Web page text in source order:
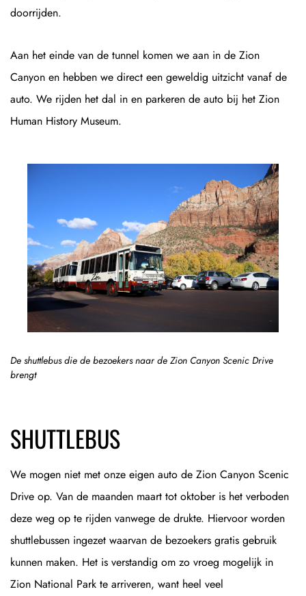
doorrijden.
Aan het einde van de tunnel komen we aan in de Zion
Canyon en hebben we direct een geweldig uitzicht vanaf de
auto. We rijden het dal in en parkeren de auto bij het Zion
Human History Museum.
De shuttlebus die de bezoekers naar de Zion Canyon Scenic Drive
brengt
SHUTTLEBUS
We mogen niet met onze eigen auto de Zion Canyon Scenic
Drive op. Van de maanden maart tot oktober is het verboden
deze weg op te rijden vanwege de drukte. Hiervoor worden
shuttlebussen ingezet waarvan de bezoekers gratis gebruik
kunnen maken. Het is verstandig om zo vroeg mogelijk in
Zion National Park te arriveren, want heel veel